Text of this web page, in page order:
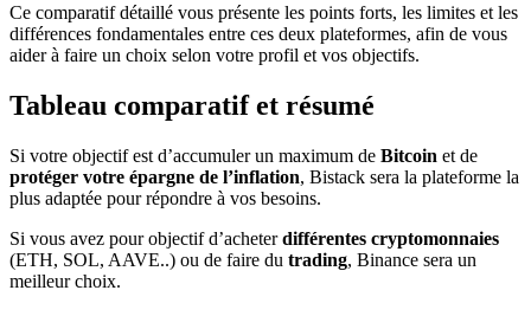
Ce comparatif détaillé vous présente les points forts, les limites et les
différences fondamentales entre ces deux plateformes, afin de vous
aider à faire un choix selon votre profil et vos objectifs.
Tableau comparatif et résumé
Si votre objectif est d’accumuler un maximum de Bitcoin et de
protéger votre épargne de l’inflation, Bistack sera la plateforme la
plus adaptée pour répondre à vos besoins.
Si vous avez pour objectif d’acheterdifférentes cryptomonnaies
(ETH, SOL, AAVE..) ou de faire du trading, Binance sera un
meilleur choix.